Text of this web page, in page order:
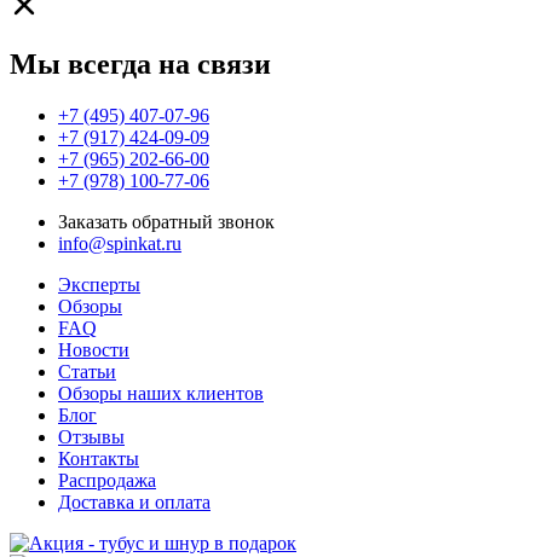
Мы всегда на связи
+7 (495) 407-07-96
+7 (917) 424-09-09
+7 (965) 202-66-00
+7 (978) 100-77-06
Заказать обратный звонок
info@spinkat.ru
Эксперты
Обзоры
FAQ
Новости
Статьи
Обзоры наших клиентов
Блог
Отзывы
Контакты
Распродажа
Доставка и оплата